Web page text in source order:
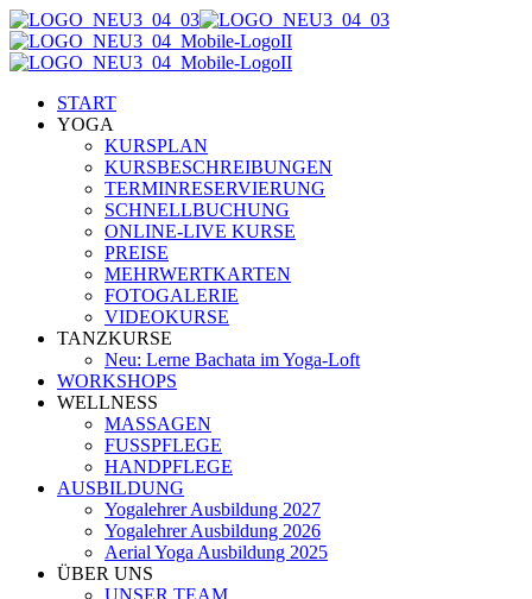
START
YOGA
KURSPLAN
KURSBESCHREIBUNGEN
TERMINRESERVIERUNG
SCHNELLBUCHUNG
ONLINE-LIVE KURSE
PREISE
MEHRWERTKARTEN
FOTOGALERIE
VIDEOKURSE
TANZKURSE
Neu: Lerne Bachata im Yoga-Loft
WORKSHOPS
WELLNESS
MASSAGEN
FUSSPFLEGE
HANDPFLEGE
AUSBILDUNG
Yogalehrer Ausbildung 2027
Yogalehrer Ausbildung 2026
Aerial Yoga Ausbildung 2025
ÜBER UNS
UNSER TEAM